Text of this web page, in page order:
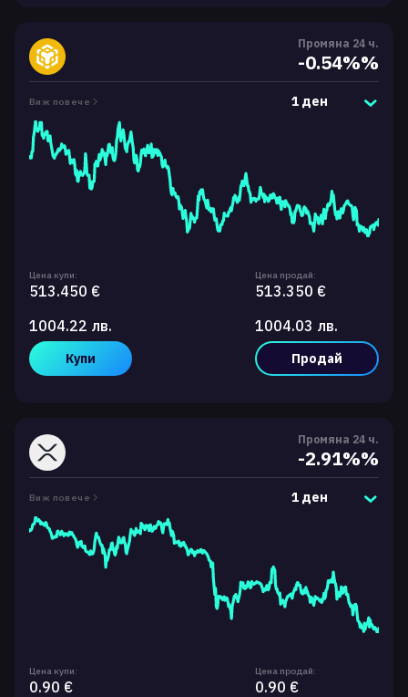
Промяна 24 ч.
-0.54%%
Виж повече 1 ден
Цена купи:
513.450 €
1004.22 лв.
Купи
Цена продай:
513.350 €
1004.03 лв.
Продай
Промяна 24 ч.
-2.91%%
Виж повече 1 ден
Цена купи:
0.90 €
Цена продай:
0.90 €